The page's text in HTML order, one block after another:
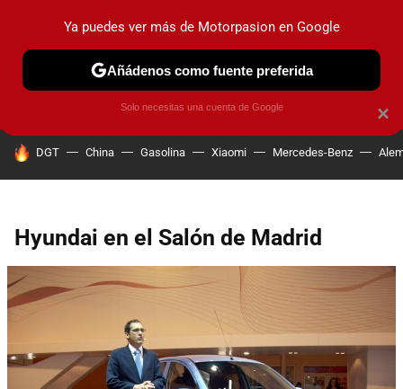
PRUEBAS COCHES ELÉCTRICOS OBSERVATORIO
HOY SE HABLA DE
DGT China Gasolina Xiaomi Mercedes-Benz
Hyundai en el Salón de Madrid
×
Ya puedes ver más de Motorpasion en Google
Añádenos como fuente preferida
Solo necesitas una cuenta de Google